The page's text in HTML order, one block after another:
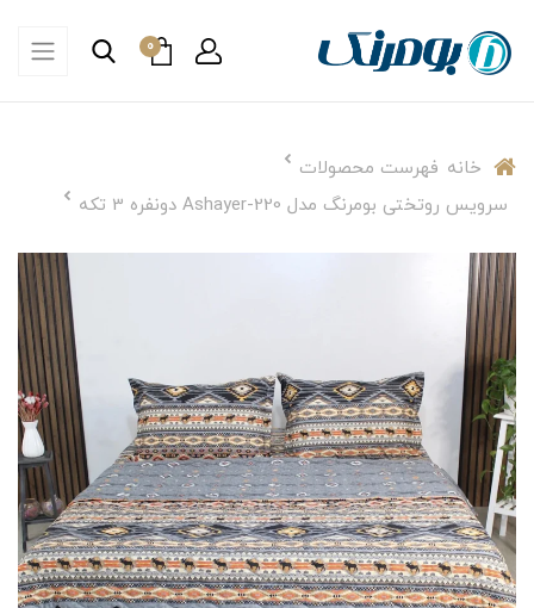
0
خانه فهرست محصولات
سرویس روتختی بومرنگ مدل Ashayer-220 دونفره 3 تکه